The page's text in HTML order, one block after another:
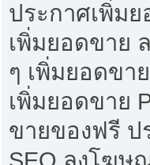
ประกาศเพิ่ม
เพิ่มยอดขาย
ๆ เพิ่มยอดขา
เพิ่มยอดขาย
ขายของฟรี ป